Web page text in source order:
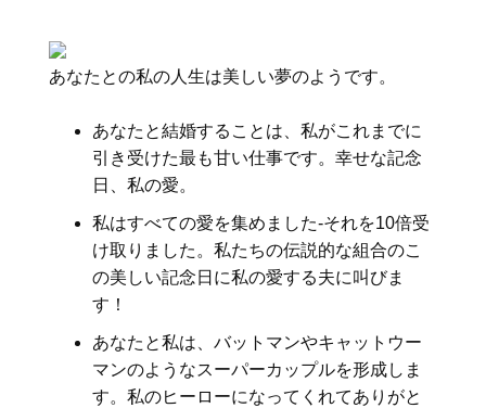
あなたとの私の人生は美しい夢のようです。
あなたと結婚することは、私がこれまでに
引き受けた最も甘い仕事です。幸せな記念
日、私の愛。
私はすべての愛を集めました-それを10倍受
け取りました。私たちの伝説的な組合のこ
の美しい記念日に私の愛する夫に叫びま
す！
あなたと私は、バットマンやキャットウー
マンのようなスーパーカップルを形成しま
す。私のヒーローになってくれてありがと